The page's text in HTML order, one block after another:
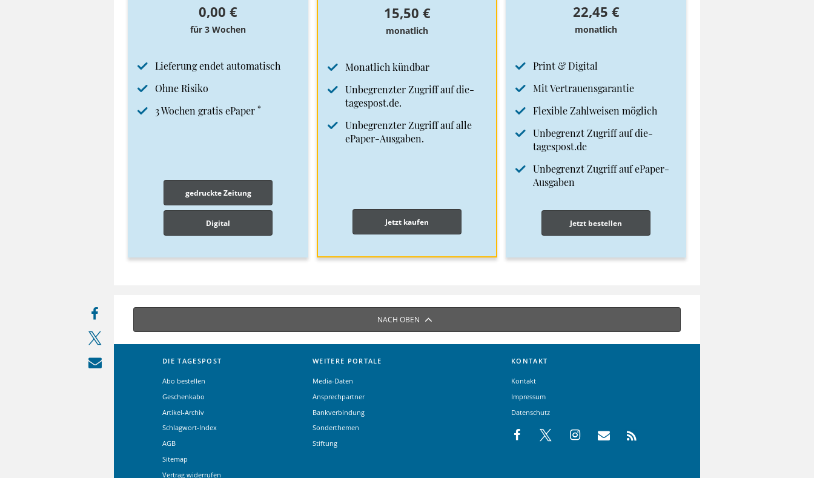
0,00 €
für 3 Wochen
Lieferung endet automatisch
Ohne Risiko
3 Wochen gratis ePaper *
gedruckte Zeitung
Digital
15,50 €
monatlich
Monatlich kündbar
Unbegrenzter Zugriff auf die-
tagespost.de.
Unbegrenzter Zugriff auf alle
ePaper-Ausgaben.
Jetzt kaufen
22,45 €
monatlich
Print & Digital
Mit Vertrauensgarantie
Flexible Zahlweisen möglich
Unbegrenzt Zugriff auf die-
tagespost.de
Unbegrenzt Zugriff auf ePaper-
Ausgaben
Jetzt bestellen
NACH OBEN
DIE TAGESPOST
Abo bestellen
Geschenkabo
Artikel-Archiv
Schlagwort-Index
AGB
Sitemap
Vertrag widerrufen
WEITERE PORTALE
Media-Daten
Ansprechpartner
Bankverbindung
Sonderthemen
Stiftung
KONTAKT
Kontakt
Impressum
Datenschutz